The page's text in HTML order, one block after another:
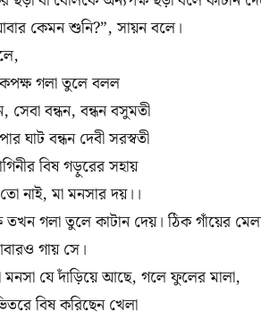
কেমন শুনি?”, সায়ন বলে।
গলা তুলে বলল
সেবা বন্ধন, বন্ধন বসুমতী
ঘাট বন্ধন দেবী সরস্বতী
বিষ গড়ুরের সহায়
নাই, মা মনসার দয়।।
তখন গলা তুলে কাটান দেয়। ঠিক গাঁয়ের
গায় সে।
মনসা যে দাঁড়িয়ে আছে, গলে ফুলের মালা,
বিষ করিছেন খেলা